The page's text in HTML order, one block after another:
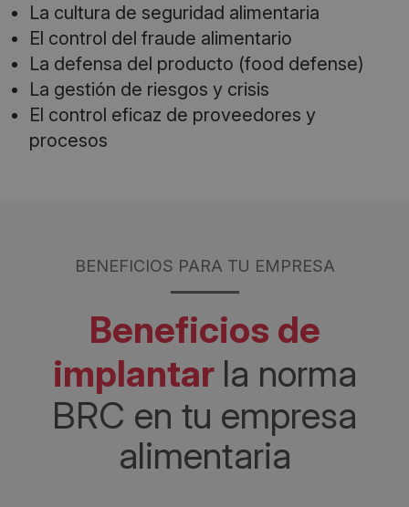
La cultura de seguridad alimentaria
El control del fraude alimentario
La defensa del producto (food defense)
La gestión de riesgos y crisis
El control eficaz de proveedores y
procesos
BENEFICIOS PARA TU EMPRESA
Beneficios de
implantar la norma
BRC en tu empresa
alimentaria